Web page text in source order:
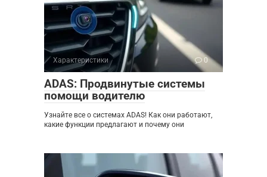
Характеристики 0
ADAS: Продвинутые системы
помощи водителю
Узнайте все о системах ADAS! Как они работают,
какие функции предлагают и почему они